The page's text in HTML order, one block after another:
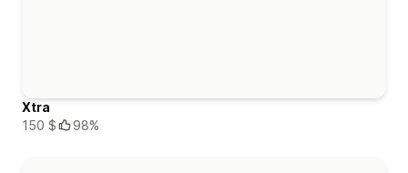
Xtra
150 $
98%